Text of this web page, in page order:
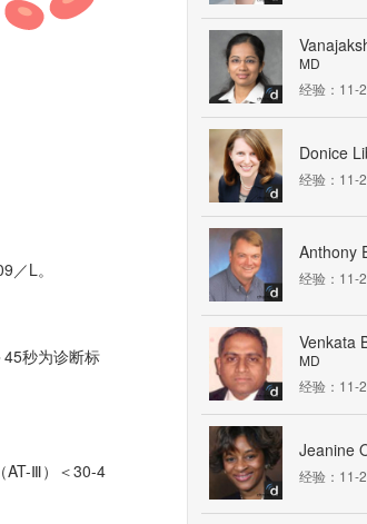
L。
秒为诊断标
AT-Ⅲ）＜30-4
MD
经验：11-
Donice
经验：11-
Anthony
经验：11-
Venkata
MD
经验：11-
Jeanine
经验：11-